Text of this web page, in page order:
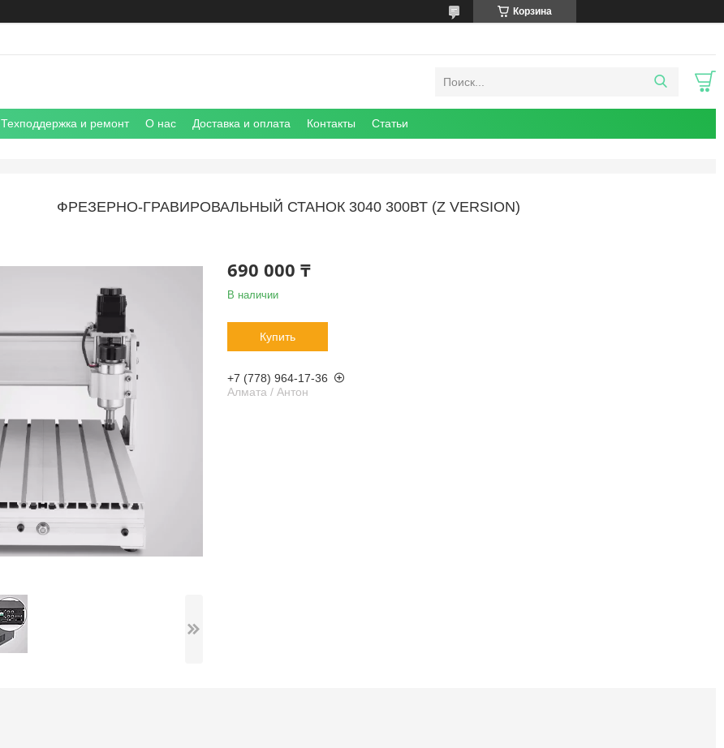
Корзина
Техподдержка и ремонт О нас Доставка и оплата Контакты Статьи
ФРЕЗЕРНО-ГРАВИРОВАЛЬНЫЙ СТАНОК 3040 300ВТ (Z VERSION)
690 000 ₸
В наличии
Купить
+7 (778) 964-17-36
Алмата / Антон